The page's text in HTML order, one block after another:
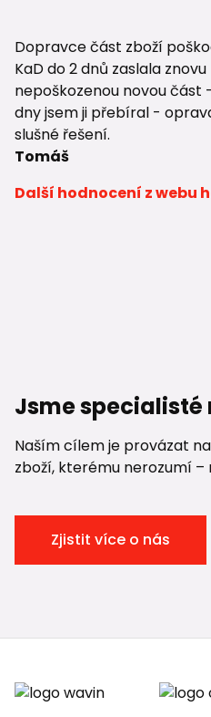
Dopravce část zboží
KaD do 2 dnů zaslala znovu
nepoškozenou novou část
dny jsem ji přebíral -
slušné řešení.
Tomáš
Další hodnocení z webu
Jsme
Naším cílem je provázat
zboží, kterému nerozumí –
Zjistit více o nás